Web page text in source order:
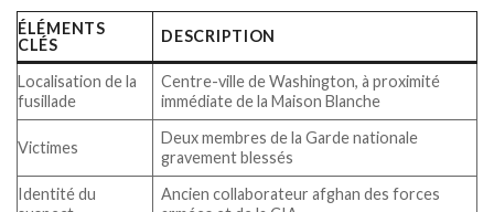
ÉLÉMENTS
CLÉS
DESCRIPTION
Localisation de la
fusillade
Centre-ville de Washington, à proximité
immédiate de la Maison Blanche
Victimes
Deux membres de la Garde nationale
gravement blessés
Identité du
Ancien collaborateur afghan des forces